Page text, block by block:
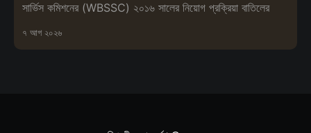
সার্ভিস কমিশনের (WBSSC) ২০১৬ সালের নিয়োগ প্রক্রিয়া বাতিলের
৭ আগ ২০২৬